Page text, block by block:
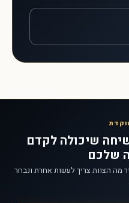
שיכולה לקדם
שלכם
מה הצוות צריך לעשות אחרת ונבחר